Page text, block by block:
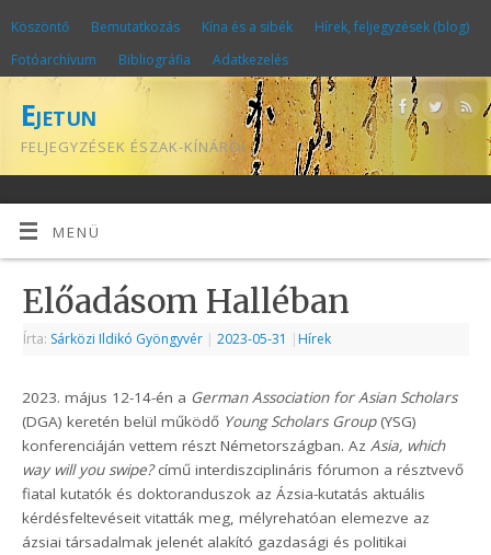
Köszöntő Bemutatkozás Kína és a sibék
Hírek, feljegyzések (blog)
Fotóarchívum
Bibliográfia Adatkezelés
Ejetun
FELJEGYZÉSEK ÉSZAK-KÍNÁRÓL
MENÜ
Előadásom Halléban
Írta: Sárközi Ildikó Gyöngyvér | 2023-05-31 | Hírek
2023. május 12-14-én a German Association for Asian Scholars
(DGA) keretén belül működő Young Scholars Group(YSG)
konferenciáján vettem részt Németországban. AzAsia, which
way will you swipe?című interdiszciplináris fórumon a résztvevő
fiatal kutatók és doktoranduszok az Ázsia-kutatás aktuális
kérdésfeltevéseit vitatták meg, mélyrehatóan elemezve az
ázsiai társadalmak jelenét alakító gazdasági és politikai